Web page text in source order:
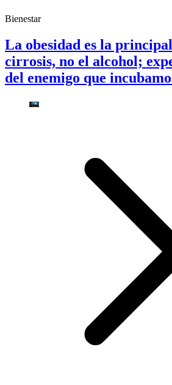
Bienestar
La obesidad es la
cirrosis, no el alcohol;
del enemigo que